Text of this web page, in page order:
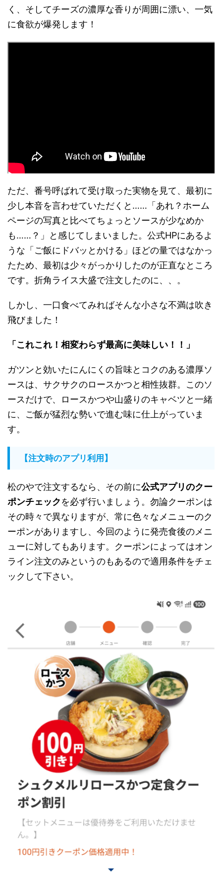
く、そしてチーズの濃厚な香りが周囲に漂い、一気
に食欲が爆発します！
ただ、番号呼ばれて受け取った実物を見て、最初に
少し本音を言わせていただくと……「あれ？ホーム
ページの写真と比べてちょっとソースが少なめか
も……？」と感じてしまいました。公式HPにあるよ
うな「ご飯にドバッとかける」ほどの量ではなかっ
たため、最初は少々がっかりしたのが正直なところ
です。折角ライス大盛で注文したのに、、。
しかし、一口食べてみればそんな小さな不満は吹き
飛びました！
「これこれ！相変わらず最高に美味しい！！」
ガツンと効いたにんにくの旨味とコクのある濃厚ソ
ースは、サクサクのロースかつと相性抜群。このソ
ースだけで、ロースかつや山盛りのキャベツと一緒
に、ご飯が猛烈な勢いで進む味に仕上がっていま
す。
【注文時のアプリ利用】
松のやで注文するなら、その前に公式アプリのクー
ポンチェックを必ず行いましょう。勿論クーポンは
その時々で異なりますが、常に色々なメニューのク
ーポンがありますし、今回のように発売食後のメニ
ューに対してもあります。クーポンによってはオン
ライン注文のみというのもあるので適用条件をチェ
ックして下さい。